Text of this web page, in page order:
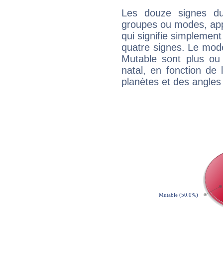
Les douze signes
groupes ou modes,
qui signifie
quatre signes. Le
Mutable sont plus
natal, en fonction de
planètes et des